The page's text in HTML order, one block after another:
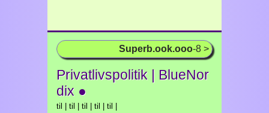
Superb.ook.ooo-8 >
Privatlivspolitik | BlueNor
dix ●
til | til | til | til | til |